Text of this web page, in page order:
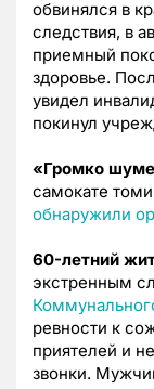
обвинялся в
следствия, в
приемный
здоровье.
увидел
покинул
«Громко
самокате
обнаружили
60-летний
экстренным
ревности к
приятелей и
звонки.